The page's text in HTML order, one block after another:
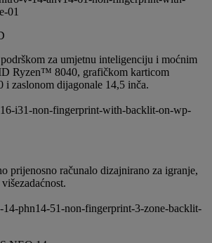
za umjetnu inteligenciju i moćnim
Ryzen™ 8040, grafičkom karticom
zaslonom dijagonale 14,5 inča.
prijenosno računalo dizajnirano za igranje,